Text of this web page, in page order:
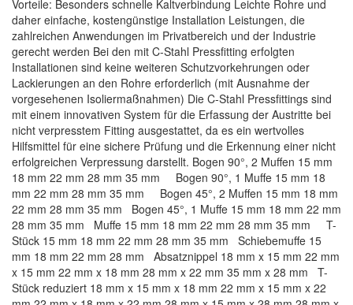
Vorteile: Besonders schnelle Kaltverbindung Leichte Rohre und
daher einfache, kostengünstige Installation Leistungen, die
zahlreichen Anwendungen im Privatbereich und der Industrie
gerecht werden Bei den mit C-Stahl Pressfitting erfolgten
Installationen sind keine weiteren Schutzvorkehrungen oder
Lackierungen an den Rohre erforderlich (mit Ausnahme der
vorgesehenen Isoliermaßnahmen) Die C-Stahl Pressfittings sind
mit einem innovativen System für die Erfassung der Austritte bei
nicht verpresstem Fitting ausgestattet, da es ein wertvolles
Hilfsmittel für eine sichere Prüfung und die Erkennung einer nicht
erfolgreichen Verpressung darstellt. Bogen 90°, 2 Muffen 15 mm
18 mm 22 mm 28 mm 35 mm Bogen 90°, 1 Muffe 15 mm 18
mm 22 mm 28 mm 35 mm Bogen 45°, 2 Muffen 15 mm 18 mm
22 mm 28 mm 35 mm Bogen 45°, 1 Muffe 15 mm 18 mm 22 mm
28 mm 35 mm Muffe 15 mm 18 mm 22 mm 28 mm 35 mm T-
Stück 15 mm 18 mm 22 mm 28 mm 35 mm Schiebemuffe 15
mm 18 mm 22 mm 28 mm Absatznippel 18 mm x 15 mm 22 mm
x 15 mm 22 mm x 18 mm 28 mm x 22 mm 35 mm x 28 mm T-
Stück reduziert 18 mm x 15 mm x 18 mm 22 mm x 15 mm x 22